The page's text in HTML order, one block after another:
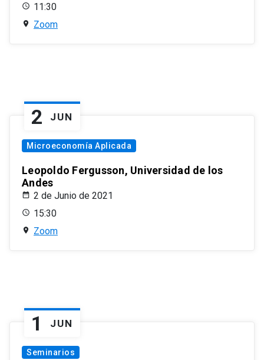
11:30
Zoom
2 JUN
Microeconomía Aplicada
Leopoldo Fergusson, Universidad de los
Andes
2 de Junio de 2021
15:30
Zoom
1 JUN
Seminarios